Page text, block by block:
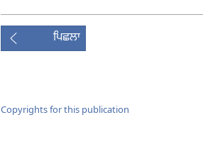
ਪਿਛਲਾ
Copyrights for this publication